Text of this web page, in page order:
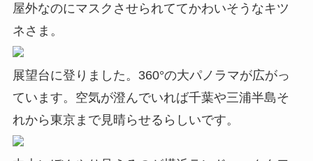
屋外なのにマスクさせられててかわいそうなキツ
ネさま。
展望台に登りました。360°の大パノラマが広がっ
ています。空気が澄んでいれば千葉や三浦半島そ
れから東京まで見晴らせるらしいです。